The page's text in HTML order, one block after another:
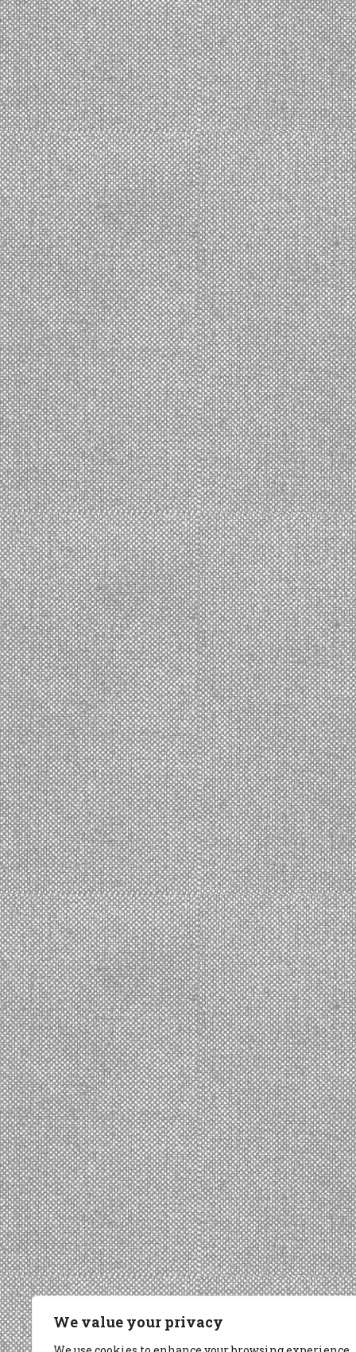
We value your privacy